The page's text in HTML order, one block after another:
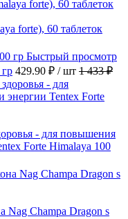
forte), 60 таблеток
Быстрый просмотр
429.90 ₽ / шт 1 433 ₽
- для повышения
Forte Himalaya 100
Nag Champa Dragon s